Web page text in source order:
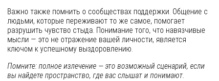
Важно также помнить о сообществах поддержки. Общение с
людьми, которые переживают то же самое, помогает
разрушить чувство стыда. Понимание того, что навязчивые
мысли — это не отражение вашей личности, является
ключом к успешному выздоровлению.
Помните: полное излечение — это возможный сценарий, если
вы найдете пространство, где вас слышат и понимают.